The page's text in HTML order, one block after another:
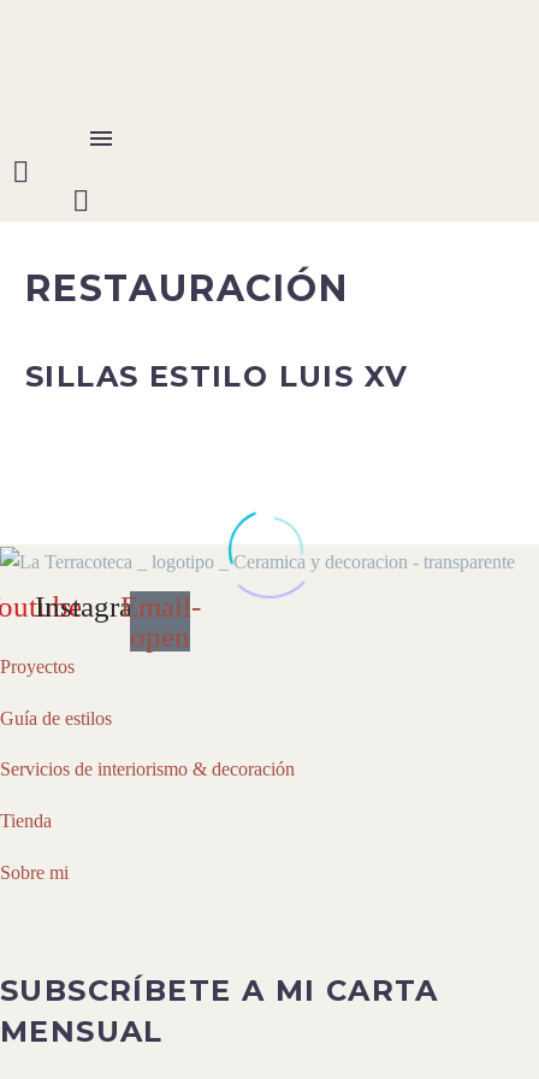
RESTAURACIÓN
SILLAS ESTILO LUIS XV
InstagramEmail-
open
Proyectos
Guía de estilos
Servicios de interiorismo & decoración
Tienda
Sobre mi
SUBSCRÍBETE A MI CARTA
MENSUAL